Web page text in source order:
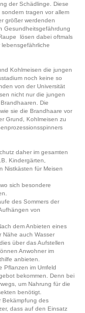
der Schädlinge. Diese
tragen vor allem
größer werdenden
Gesundheitsgefährdung
lösen dabei oftmals
Kohlmeisen die jungen
noch keine so
von der Universität
nicht nur die jungen
Die
sie die Brandhaare vor
Grund, Kohlmeisen zu
daher im gesamten
Kindergärten,
Nistkästen für Meisen
sich besondere
des Sommers der
von
dem Anbieten eines
Nähe auch Wasser
über das Aufstellen
Anwohner im
anbieten.
Pflanzen im Umfeld
bekommen. Denn bei
um Nahrung für die
benötigt.
Bekämpfung des
dass auf den Einsatz